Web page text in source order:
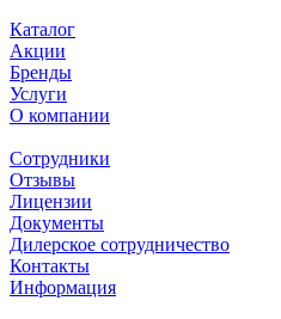
Каталог
Акции
Бренды
Услуги
О компании
Сотрудники
Отзывы
Лицензии
Документы
Дилерское сотрудничество
Контакты
Информация